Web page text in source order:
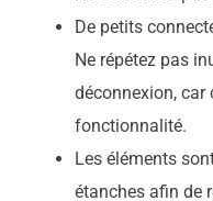
De petits
Ne répétez pas
déconnexion, car
fonctionnalité.
Les éléments
étanches afin de